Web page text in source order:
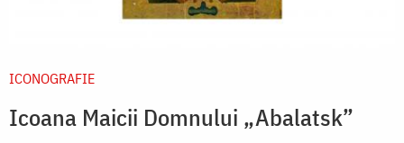
ICONOGRAFIE
Icoana Maicii Domnului „Abalatsk”